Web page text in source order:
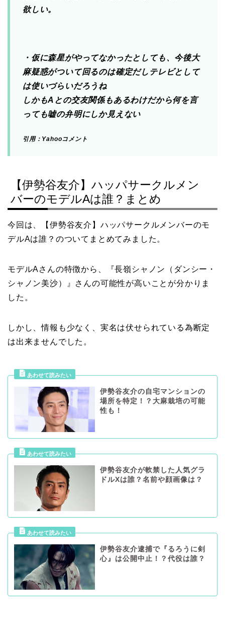
欲しい。
・仮に森星がやってなかったとしても、今後大
麻疑惑がついて回るのは確定だしテレビとして
は使いづらいだろうね
しかもAとの交友関係もあるわけだから何を言
っても嘘の弁明にしか見えない
引用：Yahooコメント
【伊勢谷友介】ハッパサークルメン
バーのモデルAは誰？まとめ
今回は、【伊勢谷友介】ハッパサークルメンバーのモ
デルAは誰？のついてまとめてみました。
モデルAさんの特徴から、『長嶺シャノン（ダンシー・
シャノン美沙）』さんの可能性が高いことが分かりま
した。
しかし、情報も少なく、実名は伏せられている為断定
は出来ませんでした。
伊勢谷友介の自宅マンションの
場所を特定！？大麻栽培の可能
性も！
伊勢谷友介が軟禁した人気グラ
ドルXは誰？名前や顔画像は？
伊勢谷友介逮捕で『るろうに剣
心』は公開中止！？代役は誰？